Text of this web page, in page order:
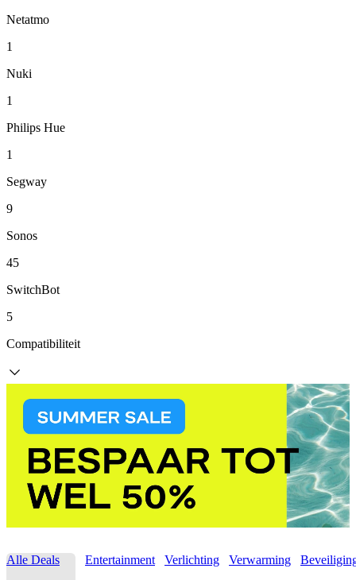
Netatmo
1
Nuki
1
Philips Hue
1
Segway
9
Sonos
45
SwitchBot
5
Compatibiliteit
Alle Deals Entertainment Verlichting Verwarming